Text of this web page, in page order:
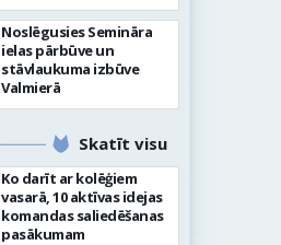
Noslēgusies Semināra
ielas pārbūve un
stāvlaukuma izbūve
Valmierā
Skatīt visu
Ko darīt ar kolēģiem
vasarā, 10 aktīvas idejas
komandas saliedēšanas
pasākumam